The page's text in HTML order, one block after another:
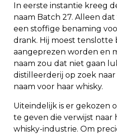
In eerste instantie kreeg
naam Batch 27. Alleen
een stoffige benaming
drank. Hij moest
aangeprezen worden en
naam zou dat niet gaan
distilleerderij op zoek
naam voor haar whisky.
Uiteindelijk is er gekozen
te geven die verwijst naar
whisky-industrie. Om